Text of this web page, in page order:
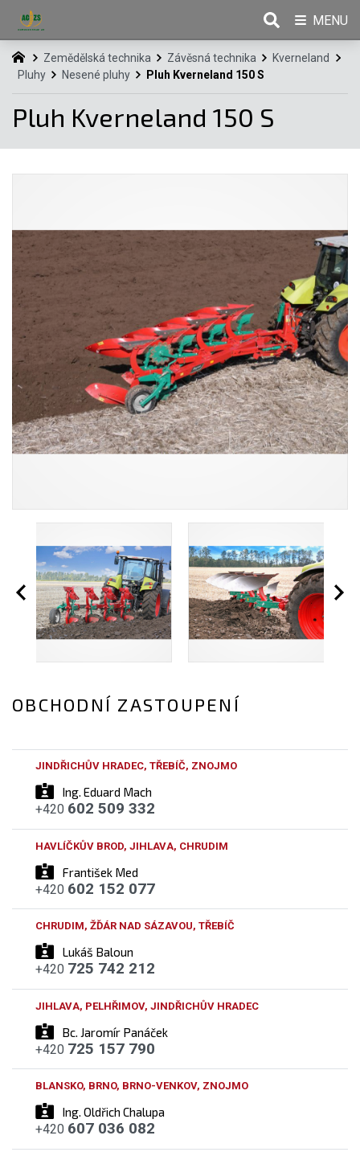
Zemědělská technika Závěsná technika
Kverneland
Pluhy
Nesené pluhy Pluh Kverneland 150 S
Pluh Kverneland 150 S
OBCHODNÍ ZASTOUPENÍ
Ing. Eduard Mach
JINDŘICHŮV HRADEC, TŘEBÍČ, ZNOJMO
+420 602 509 332
František Med
HAVLÍČKŮV BROD, JIHLAVA, CHRUDIM
+420 602 152 077
Lukáš Baloun
CHRUDIM, ŽĎÁR NAD SÁZAVOU, TŘEBÍČ
+420 725 742 212
Bc. Jaromír Panáček
JIHLAVA, PELHŘIMOV, JINDŘICHŮV HRADEC
+420 725 157 790
Ing. Oldřich Chalupa
BLANSKO, BRNO, BRNO-VENKOV, ZNOJMO
+420 607 036 082
MENU